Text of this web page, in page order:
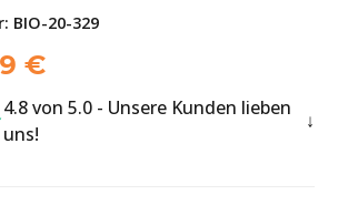
BIO-20-329
€
4.8 von 5.0 - Unsere Kunden lieben
uns!